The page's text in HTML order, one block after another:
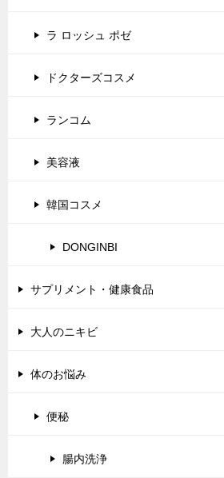
ラ ロッシュ ポゼ
ドクターズコスメ
ランコム
美容液
韓国コスメ
DONGINBI
サプリメント・健康食品
大人のニキビ
体のお悩み
便秘
腸内洗浄